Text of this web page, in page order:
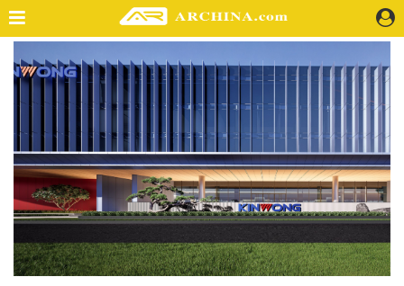
精选案例
建 筑
室 内
视 频
头条资讯
业 界
机 构